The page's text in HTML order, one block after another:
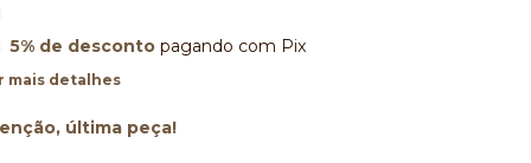
5% de descontopagando com Pix
mais detalhes
última peça!